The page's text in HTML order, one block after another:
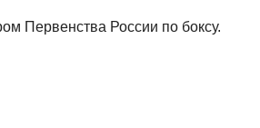
Первенства России по боксу.